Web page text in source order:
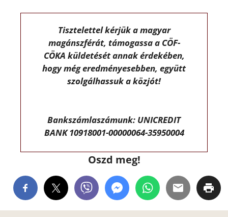
Tisztelettel kérjük a magyar
magánszférát, támogassa a CÖF-
CÖKA küldetését annak érdekében,
hogy még eredményesebben, együtt
szolgálhassuk a közjót!
Bankszámlaszámunk: UNICREDIT
BANK 10918001-00000064-35950004
Oszd meg!